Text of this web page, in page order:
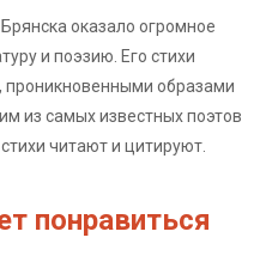
оказало огромное
и поэзию. Его стихи
проникновенными образами
из самых известных поэтов
читают и цитируют.
понравиться